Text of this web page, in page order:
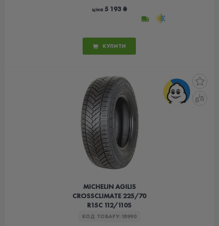
ціна5 193 ₴
КУПИТИ
MICHELIN AGILIS
CROSSCLIMATE 225/70
R15C 112/110S
КОД ТОВАРУ: 18990